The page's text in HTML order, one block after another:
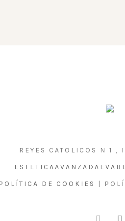
REYES CATOLICOS N 1
DE COOKIES
|